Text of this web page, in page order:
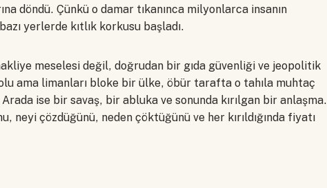
döndü. Çünkü o damar tıkanınca milyonlarca insanın
yerlerde kıtlık korkusu başladı.
meselesi değil, doğrudan bir gıda güvenliği ve jeopolitik
ama limanları bloke bir ülke, öbür tarafta o tahıla muhtaç
ise bir savaş, bir abluka ve sonunda kırılgan bir anlaşma.
neyi çözdüğünü, neden çöktüğünü ve her kırıldığında fiyatı